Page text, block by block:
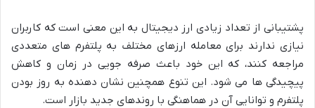
پشتیبانی از تعداد زیادی ارز دیجیتال به این معنی است که کاربران
نیازی ندارند برای معامله ارزهای مختلف به پلتفرم های متعددی
مراجعه کنند، که این خود باعث صرفه جویی در زمان و کاهش
پیچیدگی ها می شود. این تنوع همچنین نشان دهنده به روز بودن
پلتفرم و توانایی آن در هماهنگی با روندهای جدید بازار است.